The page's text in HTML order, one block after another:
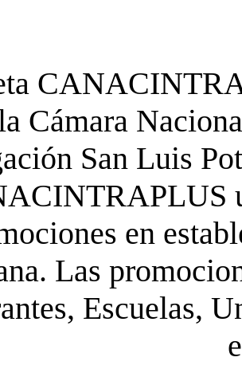
Cámara
San Luis
en
Las
Escuelas,